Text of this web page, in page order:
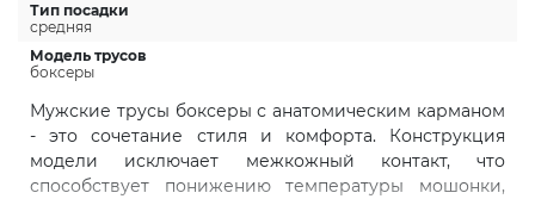
Тип посадки
средняя
Модель трусов
боксеры
Мужские трусы боксеры с анатомическим карманом
- это сочетание стиля и комфорта. Конструкция
модели исключает межкожный контакт, что
способствует понижению температуры мошонки,